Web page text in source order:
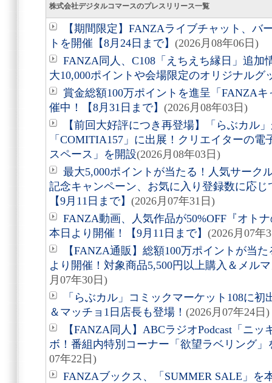
株式会社デジタルコマースのプレスリリース一覧
【期間限定】FANZAライブチャット、バ
トを開催【8月24日まで】 (2026月08年06日)
FANZA同人、C108「えちえち縁日」追加
大10,000ポイントや会場限定のオリジナルグ
賞金総額100万ポイントを進呈「FANZA
催中！【8月31日まで】 (2026月08年03日)
【前回大好評につき再登場】「らぶカル
「COMITIA157」に出展！クリエイターの
スペース」を開設(2026月08年03日)
最大5,000ポイントが当たる！人気サーク
記念キャンペーン、お気に入り登録数に応
【9月11日まで】 (2026月07年31日)
FANZA動画、人気作品が50%OFF『オト
本日より開催！【9月11日まで】 (2026月07年
【FANZA通販】総額100万ポイントが当
より開催！対象商品5,500円以上購入＆メル
月07年30日)
「らぶカル」コミックマーケット108に
＆マッチョ1日店長も登場！ (2026月07年24日)
【FANZA同人】ABCラジオPodcast「ニ
ボ！番組内特別コーナー「欲望ラベリング」
07年22日)
FANZAブックス、「SUMMER SALE」を